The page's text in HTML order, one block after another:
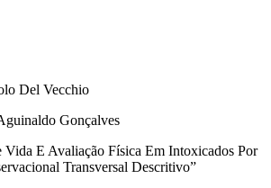
Del Vecchio
Gonçalves
E Avaliação Física Em Intoxicados Por
Transversal Descritivo”